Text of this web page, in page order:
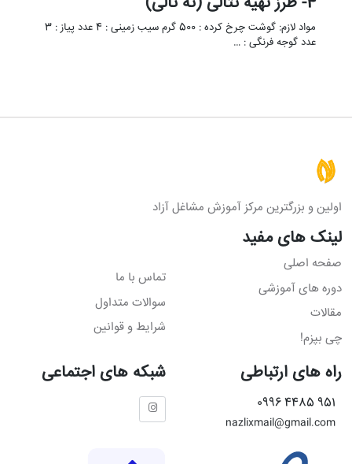
مواد لازم: گوشت چرخ کرده : 500 گرم سیب زمینی : 4 عدد پیاز : 3
عدد گوجه فرنگی : …
اولین و بزرگترین مرکز آموزش مشاغل آزاد
لینک های مفید
صفحه اصلی
دوره های آموزشی
مقالات
چی بپزم!
تماس با ما
سوالات متداول
شرایط و قوانین
راه های ارتباطی
951 4485 0996
nazlixmail@gmail.com
شبکه های اجتماعی